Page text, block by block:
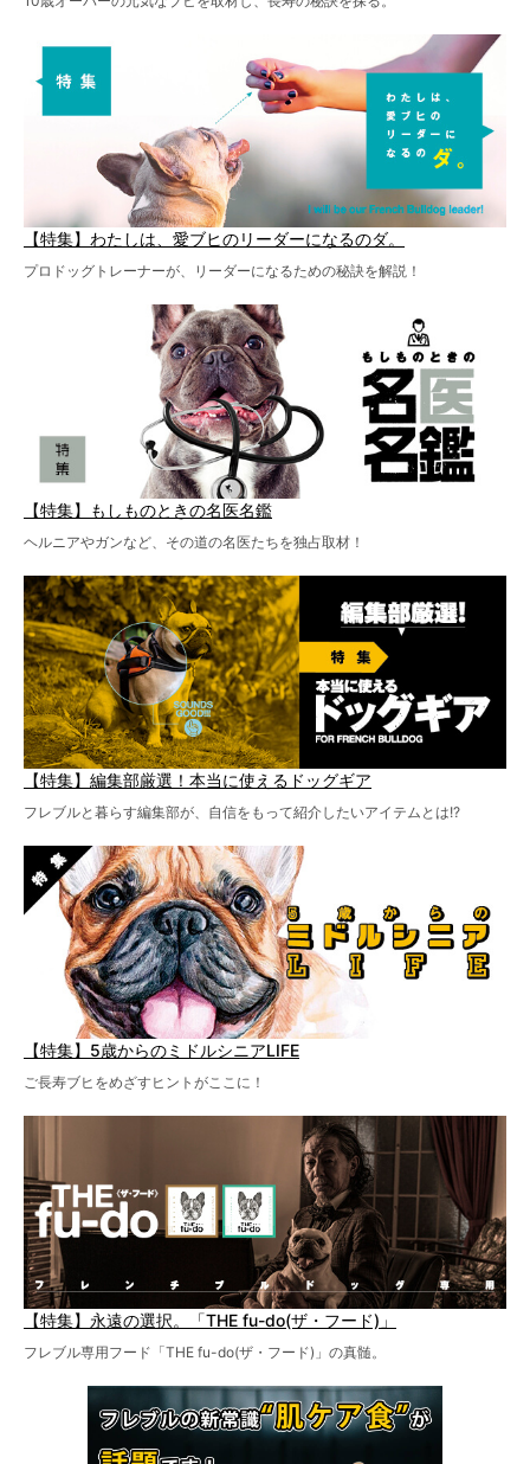
【特集】わたしは、愛ブヒのリーダーになるのダ。
プロドッグトレーナーが、リーダーになるための秘訣を解説！
【特集】もしものときの名医名鑑
ヘルニアやガンなど、その道の名医たちを独占取材！
【特集】編集部厳選！本当に使えるドッグギア
フレブルと暮らす編集部が、自信をもって紹介したいアイテムとは!?
【特集】5歳からのミドルシニアLIFE
ご長寿ブヒをめざすヒントがここに！
【特集】永遠の選択。「THE fu-do(ザ・フード)」
フレブル専用フード「THE fu-do(ザ・フード)」の真髄。